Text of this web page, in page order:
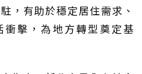
，有助於穩定居住需求、
衝擊，為地方轉型奠定基